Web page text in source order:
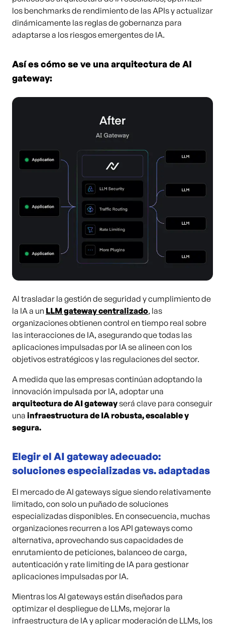
los benchmarks de rendimiento de las APIs y actualizar
dinámicamente las reglas de gobernanza para
adaptarse a los riesgos emergentes de IA.
Así escómo se ve una arquitectura de AI
gateway:
Al trasladar la gestión de seguridad y cumplimiento de
la IA a un LLM gateway centralizado, las
organizaciones obtienen control en tiempo real sobre
las interacciones de IA, asegurando que todas las
aplicaciones impulsadas por IA se alineen con los
objetivos estratégicos y las regulaciones del sector.
A medida que las empresas continúan adoptando la
innovación impulsada por IA, adoptar una
arquitectura de AI gatewayserá clave para conseguir
una infraestructura de IA robusta, escalable y
segura.
Elegir el AI gateway adecuado:
soluciones especializadas vs. adaptadas
El mercado de AI gateways sigue siendo relativamente
limitado, con solo un puñado de soluciones
especializadas disponibles. En consecuencia, muchas
organizaciones recurren a los API gateways como
alternativa, aprovechando sus capacidades de
enrutamiento de peticiones, balanceo de carga,
autenticación y rate limiting de IA para gestionar
aplicaciones impulsadas por IA.
Mientras los AI gateways están diseñados para
optimizar el despliegue de LLMs, mejorar la
infraestructura de IA y aplicar moderación de LLMs, los